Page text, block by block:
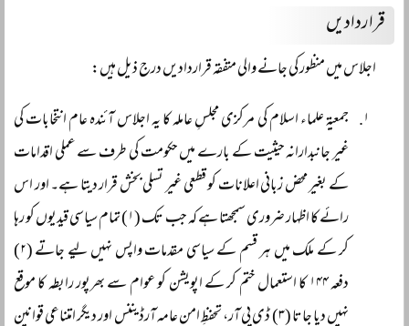
قراردادیں
اجلاس میں منظور کی جانے والی متفقہ قراردادیں درج ذیل ہیں:
جمعیۃ علماء اسلام کی مرکزی مجلسِ عاملہ کا یہ اجلاس آئندہ عام انتخابات کی
غیر جانبدارانہ حیثیت کے بارے میں حکومت کی طرف سے عملی اقدامات
کے بغیر محض زبانی اعلانات کو قطعی غیر تسلی بخش قرار دیتا ہے۔ اور اس
رائے کا اظہار ضروری سمجھتا ہے کہ جب تک (۱) تمام سیاسی قیدیوں کو رہا
کر کے ملک میں ہر قسم کے سیاسی مقدمات واپس نہیں لیے جاتے (۲)
دفعہ ۱۴۴ کا استعمال ختم کر کے اپویشن کو عوام سے بھرپور رابطہ کا موقع
نہیں دیا جاتا (۳) ڈی پی آر، تحفظِ امن عامہ آرڈیننس اور دیگر امتناعی قوانین